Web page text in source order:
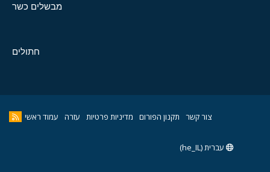
מבשלים כשר
חתולים
צור קשר תקנון הפורום מדיניות פרטיות עזרה עמוד ראשי
עברית (he_IL)